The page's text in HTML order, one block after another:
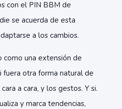
con el PIN BBM de
se acuerda de esta
a los cambios.
como una extensión de
fuera otra forma natural de
a cara, y los gestos. Y si.
y marca tendencias,